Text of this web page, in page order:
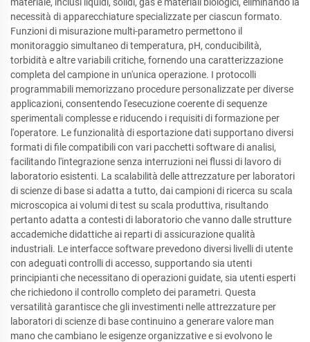
necessità di apparecchiature specializzate per ciascun formato.
Funzioni di misurazione multi-parametro permettono il
monitoraggio simultaneo di temperatura, pH, conducibilità,
torbidità e altre variabili critiche, fornendo una caratterizzazione
completa del campione in un'unica operazione. I protocolli
programmabili memorizzano procedure personalizzate per diverse
applicazioni, consentendo l'esecuzione coerente di sequenze
sperimentali complesse e riducendo i requisiti di formazione per
l'operatore. Le funzionalità di esportazione dati supportano diversi
formati di file compatibili con vari pacchetti software di analisi,
facilitando l'integrazione senza interruzioni nei flussi di lavoro di
laboratorio esistenti. La scalabilità delle attrezzature per laboratori
di scienze di base si adatta a tutto, dai campioni di ricerca su scala
microscopica ai volumi di test su scala produttiva, risultando
pertanto adatta a contesti di laboratorio che vanno dalle strutture
accademiche didattiche ai reparti di assicurazione qualità
industriali. Le interfacce software prevedono diversi livelli di utente
con adeguati controlli di accesso, supportando sia utenti
principianti che necessitano di operazioni guidate, sia utenti esperti
che richiedono il controllo completo dei parametri. Questa
versatilità garantisce che gli investimenti nelle attrezzature per
laboratori di scienze di base continuino a generare valore man
mano che cambiano le esigenze organizzative e si evolvono le